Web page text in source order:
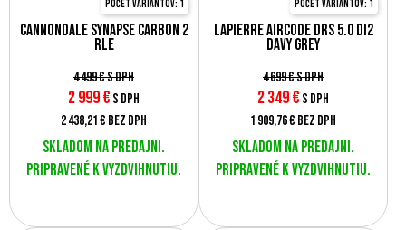
Cannondale Synapse Carbon 2
RLE
Počet variantov: 1
4 499 €s DPH
2 999€ s DPH
2 438,21 € bez DPH
Skladom na predajni.
Pripravené k vyzdvihnutiu.
LAPIERRE Aircode DRS 5.0 Di2
Davy Grey
Počet variantov: 1
4 699 €s DPH
2 349€ s DPH
1 909,76 € bez DPH
Skladom na predajni.
Pripravené k vyzdvihnutiu.